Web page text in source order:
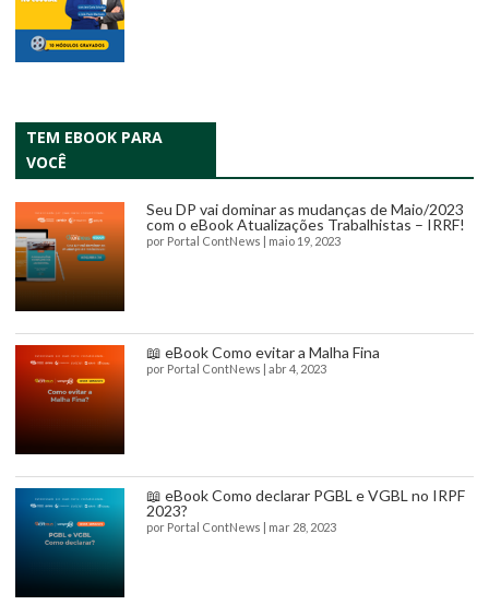
TEM EBOOK PARA
VOCÊ
Seu DP vai dominar as mudanças de Maio/2023
com o eBook Atualizações Trabalhistas – IRRF!
por Portal ContNews | maio 19, 2023
📖 eBook Como evitar a Malha Fina
por Portal ContNews | abr 4, 2023
📖 eBook Como declarar PGBL e VGBL no IRPF
2023?
por Portal ContNews | mar 28, 2023